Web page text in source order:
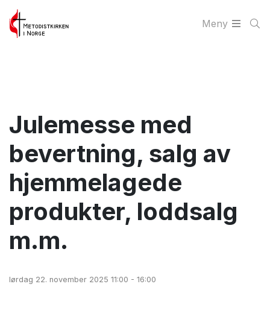
Meny
Julemesse med
bevertning, salg av
hjemmelagede
produkter, loddsalg
m.m.
lørdag 22. november 2025 11:00 - 16:00